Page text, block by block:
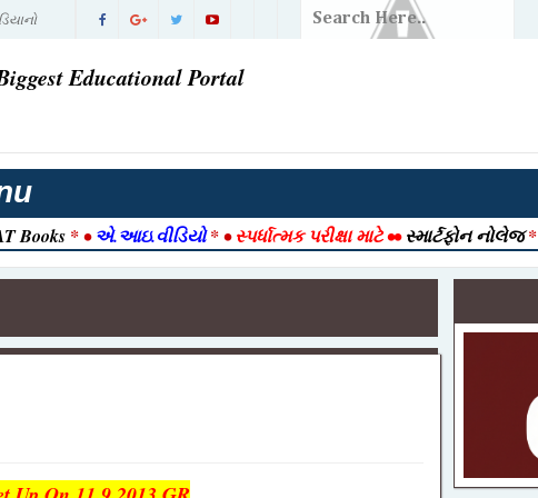
|
ગઈ
2026
આવી ગઈ
|
| Post
Educational Portal
Books * •એ.આઇ.વીડિયો* •સ્પર્ધાત્મક પરીક્ષા માટે••સ્માર્ટફોન નોલેજ*